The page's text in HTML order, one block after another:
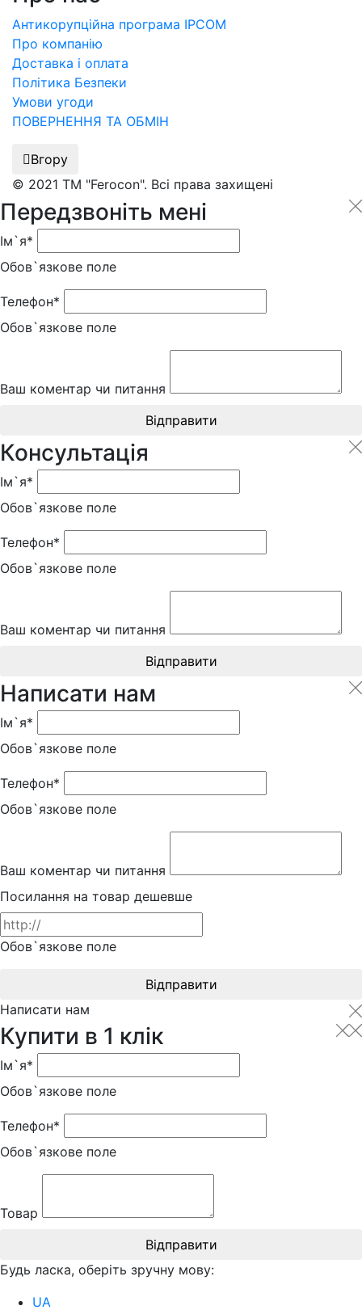
Антикорупційна програма IPCOM
Про компанію
Доставка і оплата
Політика Безпеки
Умови угоди
ПОВЕРНЕННЯ ТА ОБМІН
Вгору
© 2021 ТМ "Ferocon". Всі права захищені
Передзвоніть мені
Ім`я*
Обов`язкове поле
Телефон*
Обов`язкове поле
Ваш коментар чи питання
Відправити
Консультація
Ім`я*
Обов`язкове поле
Телефон*
Обов`язкове поле
Ваш коментар чи питання
Відправити
Написати нам
Ім`я*
Обов`язкове поле
Телефон*
Обов`язкове поле
Ваш коментар чи питання
Посилання на товар дешевше
Обов`язкове поле
Відправити
Написати нам
Купити в 1 клік
Ім`я*
Обов`язкове поле
Телефон*
Обов`язкове поле
Товар
Відправити
Будь ласка, оберіть зручну мову:
UA